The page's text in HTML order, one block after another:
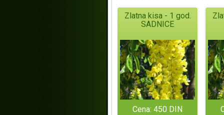
Zlatna kisa - 1 god.
SADNICE
Cena: 450 DIN